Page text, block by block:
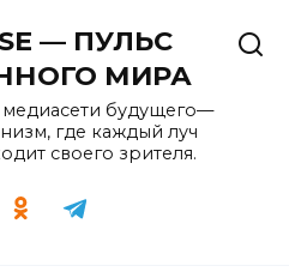
— ПУЛЬС
МИРА
медиасети будущего—
где каждый луч
своего зрителя.